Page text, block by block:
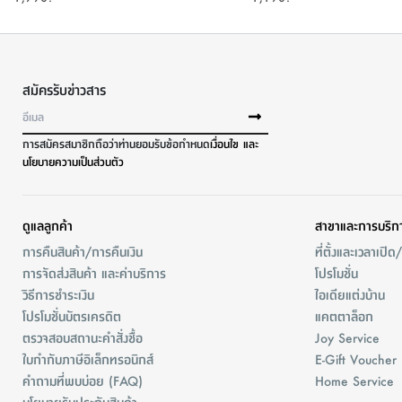
สมัครรับข่าวสาร
การสมัครสมาชิกถือว่าท่านยอมรับข้อกำหนดเงื่อนไข และ
นโยบายความเป็นส่วนตัว
ดูแลลูกค้า
การคืนสินค้า/การคืนเงิน
การจัดส่งสินค้า และค่าบริการ
วิธีการชำระเงิน
โปรโมชั่นบัตรเครดิต
ตรวจสอบสถานะคำสั่งชื้อ
ใบกำกับภาษีอิเล็กทรอนิกส์
คำถามที่พบบ่อย (FAQ)
สาขาและการบริก
ที่ตั้งและเวลาเปิ
โปรโมชั่น
ไอเดียแต่งบ้าน
แคตตาล็อก
Joy Service
E-Gift Voucher
Home Service